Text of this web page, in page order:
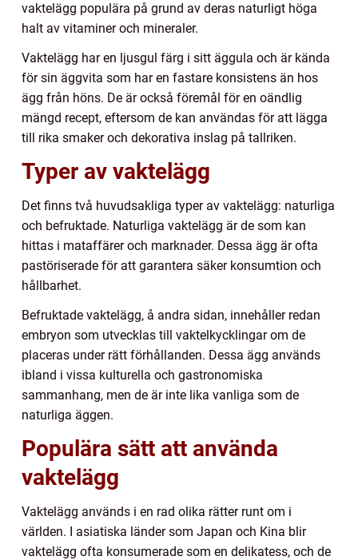
vaktelägg populära på grund av deras naturligt höga
halt av vitaminer och mineraler.
Vaktelägg har en ljusgul färg i sitt äggula och är kända
för sin äggvita som har en fastare konsistens än hos
ägg från höns. De är också föremål för en oändlig
mängd recept, eftersom de kan användas för att lägga
till rika smaker och dekorativa inslag på tallriken.
Typer av vaktelägg
Det finns två huvudsakliga typer av vaktelägg: naturliga
och befruktade. Naturliga vaktelägg är de som kan
hittas i mataffärer och marknader. Dessa ägg är ofta
pastöriserade för att garantera säker konsumtion och
hållbarhet.
Befruktade vaktelägg, å andra sidan, innehåller redan
embryon som utvecklas till vaktelkycklingar om de
placeras under rätt förhållanden. Dessa ägg används
ibland i vissa kulturella och gastronomiska
sammanhang, men de är inte lika vanliga som de
naturliga äggen.
Populära sätt att använda
vaktelägg
Vaktelägg används i en rad olika rätter runt om i
världen. I asiatiska länder som Japan och Kina blir
vaktelägg ofta konsumerade som en delikatess, och de